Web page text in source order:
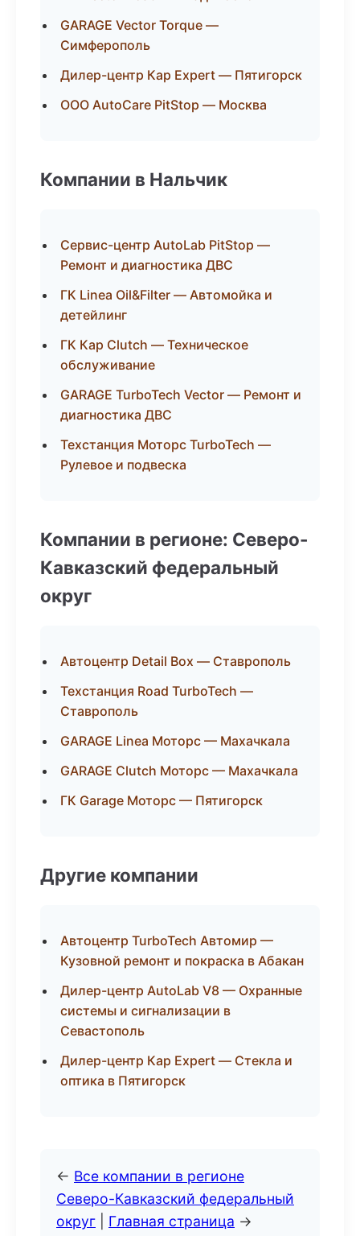
GARAGE Vector Torque —
Симферополь
Дилер-центр Кар Expert — Пятигорск
ООО AutoCare PitStop — Москва
Компании в Нальчик
Сервис-центр AutoLab PitStop —
Ремонт и диагностика ДВС
ГК Linea Oil&Filter — Автомойка и
детейлинг
ГК Кар Clutch — Техническое
обслуживание
GARAGE TurboTech Vector — Ремонт и
диагностика ДВС
Техстанция Моторс TurboTech —
Рулевое и подвеска
Компании в регионе: Северо-
Кавказский федеральный
округ
Автоцентр Detail Box — Ставрополь
Техстанция Road TurboTech —
Ставрополь
GARAGE Linea Моторс — Махачкала
GARAGE Clutch Моторс — Махачкала
ГК Garage Моторс — Пятигорск
Другие компании
Автоцентр TurboTech Автомир —
Кузовной ремонт и покраска в Абакан
Дилер-центр AutoLab V8 — Охранные
системы и сигнализации в
Севастополь
Дилер-центр Кар Expert — Стекла и
оптика в Пятигорск
← Все компании в регионе
Северо-Кавказский федеральный
округ
Главная страница →